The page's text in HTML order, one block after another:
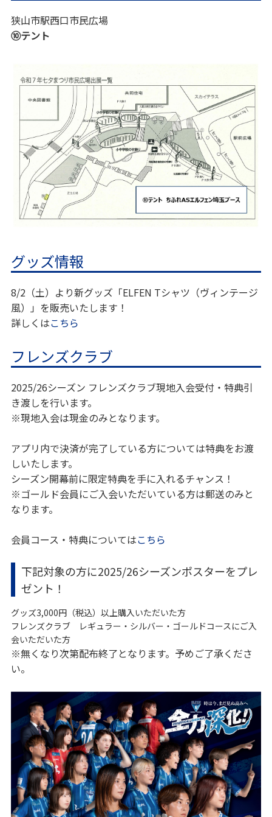
狭山市駅西口市民広場
⑩テント
グッズ情報
8/2（土）より新グッズ「ELFEN Tシャツ（ヴィンテージ
風）」を販売いたします！
詳しくはこちら
フレンズクラブ
2025/26シーズン フレンズクラブ現地入会受付・特典引
き渡しを行います。
※現地入会は現金のみとなります。
アプリ内で決済が完了している方については特典をお渡
しいたします。
シーズン開幕前に限定特典を手に入れるチャンス！
※ゴールド会員にご入会いただいている方は郵送のみと
なります。
会員コース・特典についてはこちら
下記対象の方に2025/26シーズンポスターをプレ
ゼント！
グッズ3,000円（税込）以上購入いただいた方
フレンズクラブ レギュラー・シルバー・ゴールドコースにご入
会いただいた方
※無くなり次第配布終了となります。予めご了承くださ
い。